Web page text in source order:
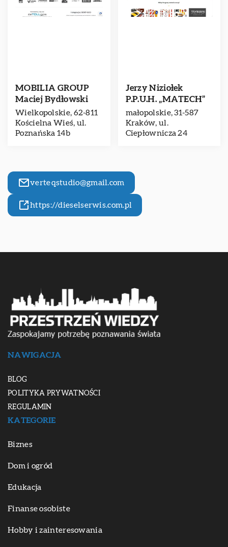
MOBILIA GROUP
Maciej Bydłowski
Wielkopolskie, 62-811
Kościelna Wieś, ul.
Poznańska 14b
Jerzy Niziołek
P.P.U.H. „MATECH”
małopolskie, 31-587
Kraków, ul.
Ciepłownicza 24
verteqstudio@gmail.com
https://dieselserwis.com.pl
NAWIGACJA
BLOG
POLITYKA PRYWATNOŚCI
REGULAMIN
KATEGORIE
Biznes
Dom i ogród
Edukacja
Finanse osobiste
Hobby i zainteresowania